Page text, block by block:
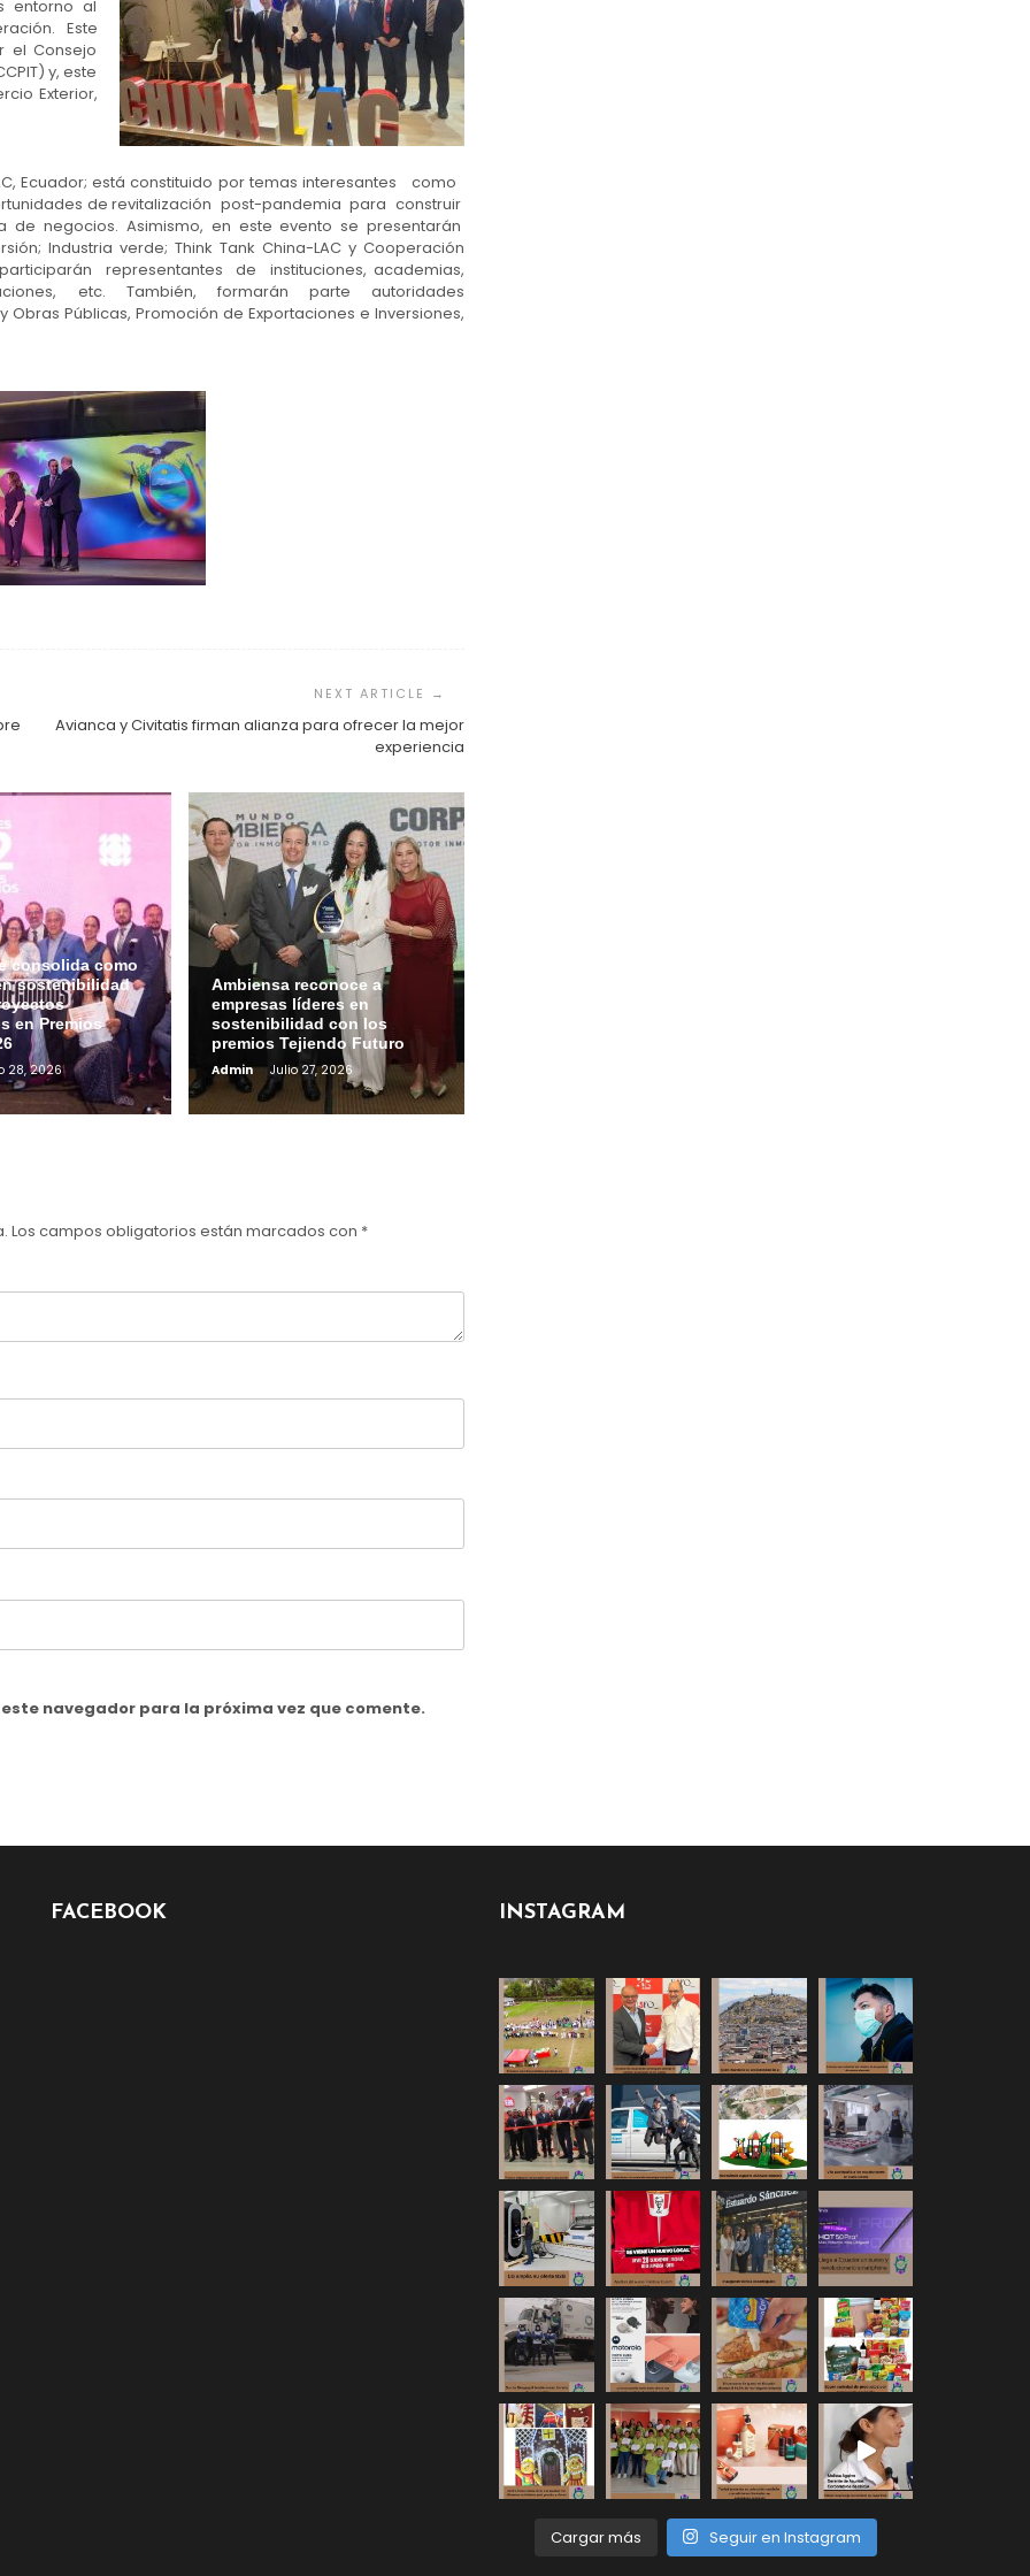
entorno al
Este
el Consejo
y, este
Exterior,
Ecuador; está constituido por temas interesantes como
de revitalización post-pandemia para construir
negocios. Asimismo, en este evento se presentarán
Industria verde; Think Tank China-LAC y Cooperación
representantes de instituciones, academias,
etc. También, formarán parte autoridades
Públicas, Promoción de Exportaciones e Inversiones,
Avianca y Civitatis firman alianza para ofrecer la mejor
experiencia
consolida como
sostenibilidad
en Premios
28, 2026
Ambiensa reconoce a
empresas líderes en
sostenibilidad con los
premios Tejiendo Futuro
Admin Julio 27, 2026
Los campos obligatorios están marcados con *
navegador para la próxima vez que comente.
FACEBOOK INSTAGRAM
Cargar más Seguir en Instagram